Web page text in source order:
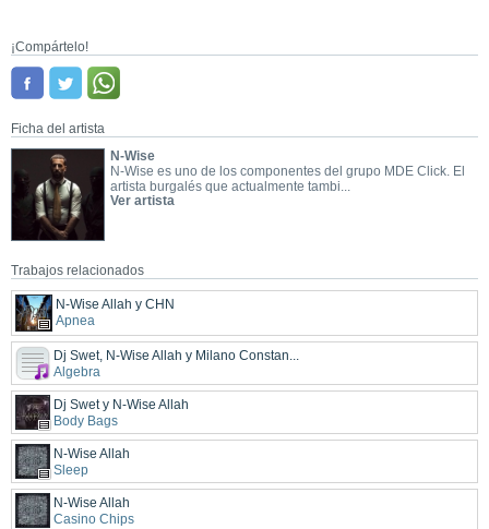
¡Compártelo!
Ficha del artista
N-Wise
N-Wise es uno de los componentes del grupo MDE Click. El
artista burgalés que actualmente tambi...
Ver artista
Trabajos relacionados
N-Wise Allah y CHN
Apnea
Dj Swet, N-Wise Allah y Milano Constan...
Algebra
Dj Swet y N-Wise Allah
Body Bags
N-Wise Allah
Sleep
N-Wise Allah
Casino Chips